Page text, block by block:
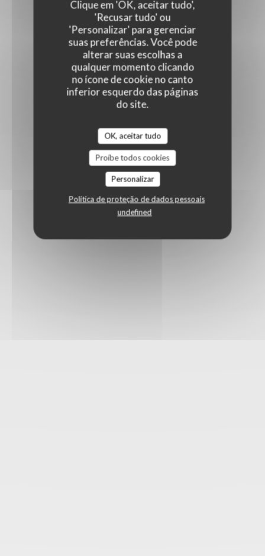
Clique em 'OK, aceitar tudo',
'Recusar tudo' ou
'Personalizar' para gerenciar
suas preferências. Você pode
alterar suas escolhas a
qualquer momento clicando
no ícone de cookie no canto
inferior esquerdo das páginas
do site.
OK, aceitar tudo
Proíbe todos cookies
Personalizar
Política de proteção de dados pessoais
undefined